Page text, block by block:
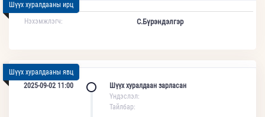
Шүүх хуралдааны ирц
Нэхэмжлэгч:
С.Бүрэндэлгэр
Шүүх хуралдааны явц
2025-09-02 11:00
Шүүх хуралдаан зарласан
Үндэслэл:
Тайлбар: